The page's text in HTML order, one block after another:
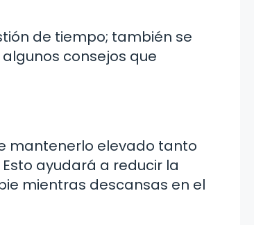
de tiempo; también se
consejos que
mantenerlo elevado tanto
ayudará a reducir la
mientras descansas en el